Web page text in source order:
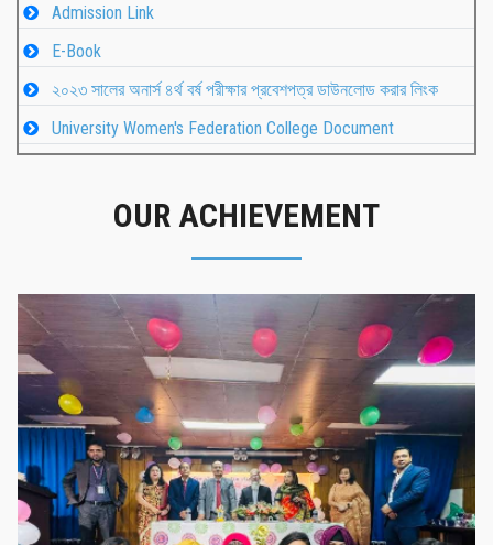
Admission Link
E-Book
২০২৩ সালের অনার্স ৪র্থ বর্ষ পরীক্ষার প্রবেশপত্র ডাউনলোড করার লিংক
University Women's Federation College Document
OUR ACHIEVEMENT
গৌরবের মুহূর্ত